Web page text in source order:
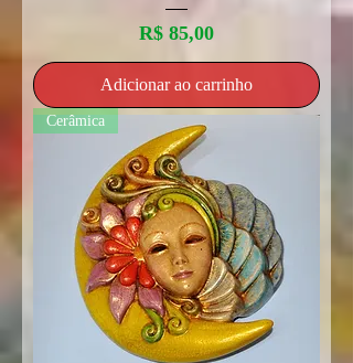
Preço
R$ 85,00
Adicionar ao carrinho
Cerâmica